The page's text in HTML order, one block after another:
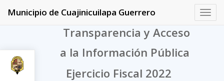
Municipio de Cuajinicuilapa Guerrero
Transparencia y Acceso
a la Información Pública
Ejercicio Fiscal 2022